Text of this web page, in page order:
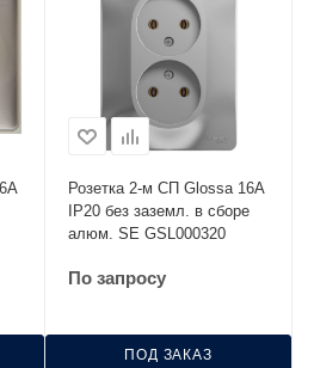
Розетка 2-м СП Glossa 16А
IP20 без заземл. в сборе
алюм. SE GSL000320
По запросу
ПОД ЗАКАЗ